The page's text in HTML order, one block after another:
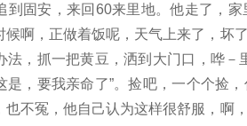
到固安，来回60来里地。他走了，
啊，正做着饭呢，天气上来了，坏
法，抓一把黄豆，洒到大门口，哗
是，要我亲命了”。捡吧，一个个捡
不冤，他自己认为这样很舒服，啊